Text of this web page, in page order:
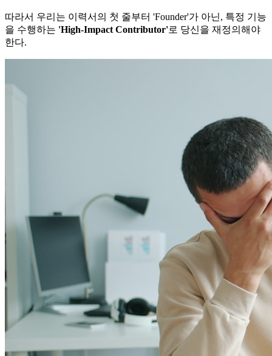
따라서 우리는 이력서의 첫 줄부터 'Founder'가 아닌, 특정 기능
을 수행하는 'High-Impact Contributor'​로 당신을 재정의해야
한다.